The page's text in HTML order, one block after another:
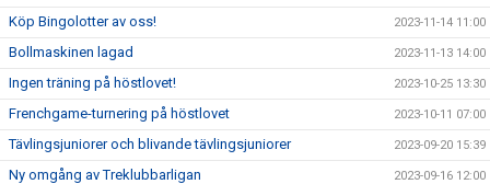
Köp Bingolotter av oss! 2023-11-14 11:00
Bollmaskinen lagad 2023-11-13 14:00
Ingen träning på höstlovet! 2023-10-25 13:30
Frenchgame-turnering på höstlovet 2023-10-11 07:00
Tävlingsjuniorer och blivande tävlingsjuniorer 2023-09-20 15:39
Ny omgång av Treklubbarligan 2023-09-16 12:00